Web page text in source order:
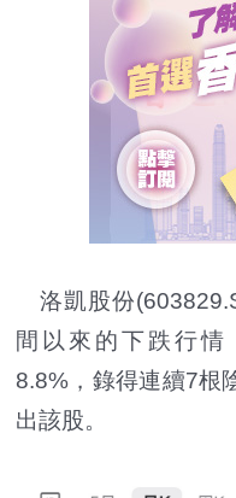
洛凱股份
間以來的下跌行情
8.8%，錄得連續7根
出該股。